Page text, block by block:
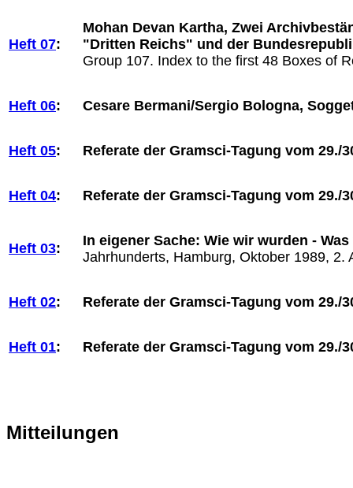
Heft 07:
Mohan Devan Kartha, Zwei
"Dritten Reichs" und der
Group 107. Index to the first 48 Boxes of
Heft 06: Cesare Bermani/Sergio Bologna,
Heft 05: Referate der Gramsci-Tagung vom 29./
Heft 04: Referate der Gramsci-Tagung vom 29./
Heft 03:
In eigener Sache: Wie wir wurden -
Jahrhunderts, Hamburg, Oktober 1989,
Heft 02: Referate der Gramsci-Tagung vom 29./
Heft 01: Referate der Gramsci-Tagung vom 29./
Mitteilungen